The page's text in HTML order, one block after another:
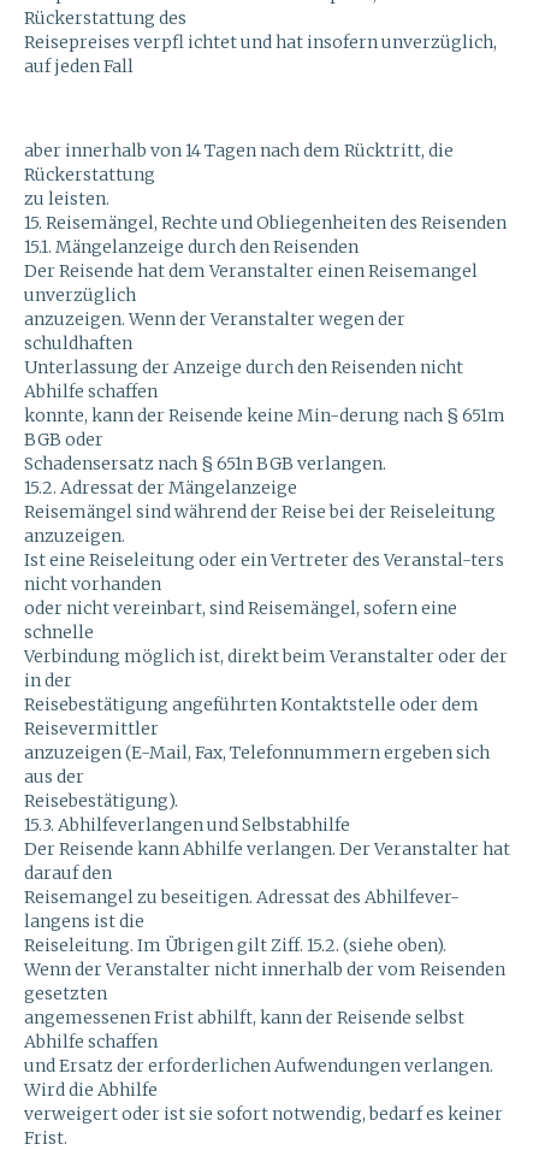
Rückerstattung des
Reisepreises verpfl ichtet und hat insofern unverzüglich,
auf jeden Fall
aber innerhalb von 14 Tagen nach dem Rücktritt, die
Rückerstattung
zu leisten.
15. Reisemängel, Rechte und Obliegenheiten des Reisenden
15.1. Mängelanzeige durch den Reisenden
Der Reisende hat dem Veranstalter einen Reisemangel
unverzüglich
anzuzeigen. Wenn der Veranstalter wegen der
schuldhaften
Unterlassung der Anzeige durch den Reisenden nicht
Abhilfe schaffen
konnte, kann der Reisende keine Min-derung nach § 651m
BGB oder
Schadensersatz nach § 651n BGB verlangen.
15.2. Adressat der Mängelanzeige
Reisemängel sind während der Reise bei der Reiseleitung
anzuzeigen.
Ist eine Reiseleitung oder ein Vertreter des Veranstal-ters
nicht vorhanden
oder nicht vereinbart, sind Reisemängel, sofern eine
schnelle
Verbindung möglich ist, direkt beim Veranstalter oder der
in der
Reisebestätigung angeführten Kontaktstelle oder dem
Reisevermittler
anzuzeigen (E-Mail, Fax, Telefonnummern ergeben sich
aus der
Reisebestätigung).
15.3. Abhilfeverlangen und Selbstabhilfe
Der Reisende kann Abhilfe verlangen. Der Veranstalter hat
darauf den
Reisemangel zu beseitigen. Adressat des Abhilfever-
langens ist die
Reiseleitung. Im Übrigen gilt Ziff. 15.2. (siehe oben).
Wenn der Veranstalter nicht innerhalb der vom Reisenden
gesetzten
angemessenen Frist abhilft, kann der Reisende selbst
Abhilfe schaffen
und Ersatz der erforderlichen Aufwendungen verlangen.
Wird die Abhilfe
verweigert oder ist sie sofort notwendig, bedarf es keiner
Frist.